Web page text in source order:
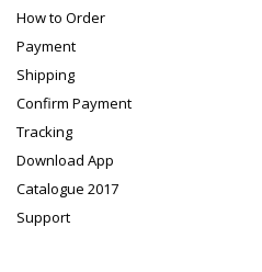
How to Order
Payment
Shipping
Confirm Payment
Tracking
Download App
Catalogue 2017
Support